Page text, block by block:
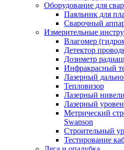
Оборудование для
Паяльник для
Сварочный
Измерительные
Влагомер
Детектор
Дозиметр
Инфракрасный
Лазерный
Тепловизор
Лазерный
Лазерный
Метрический
Swanson
Строительный
Тестирование